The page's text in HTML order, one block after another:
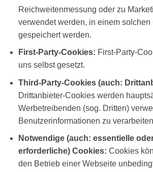
Reichweitenmessung oder zu
verwendet werden, in einem solchen
gespeichert werden.
First-Party-Cookies: First-Party-
uns selbst gesetzt.
Third-Party-Cookies (auch:
Drittanbieter-Cookies werden
Werbetreibenden (sog. Dritten)
Benutzerinformationen zu
Notwendige (auch: essentielle
erforderliche) Cookies: Cookies
den Betrieb einer Webseite